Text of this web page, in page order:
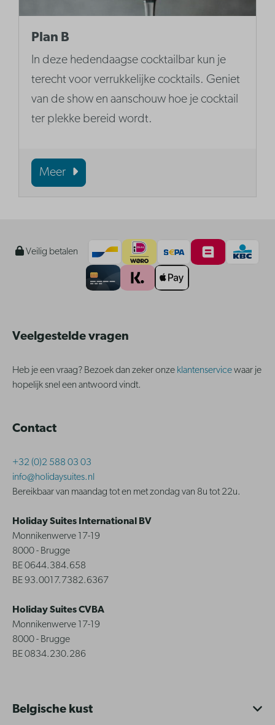
Plan B
In deze hedendaagse cocktailbar kun je
terecht voor verrukkelijke cocktails. Geniet
van de show en aanschouw hoe je cocktail
ter plekke bereid wordt.
Meer
Veilig betalen
Veelgestelde vragen
Heb je een vraag? Bezoek dan zeker onze klantenservicewaar je
hopelijk snel een antwoord vindt.
Contact
+32 (0)2 588 03 03
info@holidaysuites.nl
Bereikbaar van maandag tot en met zondag van 8u tot 22u.
Holiday Suites International BV
Monnikenwerve 17-19
8000 - Brugge
BE 0644.384.658
BE 93.0017.7382.6367
Holiday Suites CVBA
Monnikenwerve 17-19
8000 - Brugge
BE 0834.230.286
Belgische kust